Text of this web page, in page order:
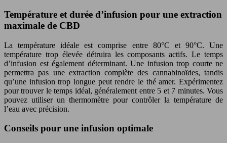
Température et durée d’infusion pour une extraction
maximale de CBD
La température idéale est comprise entre 80°C et 90°C. Une
température trop élevée détruira les composants actifs. Le temps
d’infusion est également déterminant. Une infusion trop courte ne
permettra pas une extraction complète des cannabinoïdes, tandis
qu’une infusion trop longue peut rendre le thé amer. Expérimentez
pour trouver le temps idéal, généralement entre 5 et 7 minutes. Vous
pouvez utiliser un thermomètre pour contrôler la température de
l’eau avec précision.
Conseils pour une infusion optimale